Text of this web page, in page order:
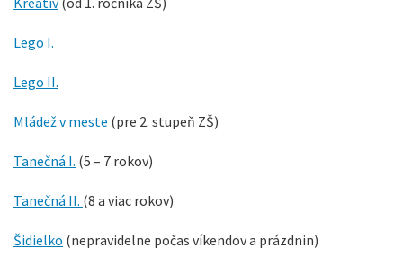
Lego I.
Lego II.
Mládež v meste (pre 2. stupeň ZŠ)
Tanečná I. (5 – 7 rokov)
Tanečná II. (8 a viac rokov)
Šidielko (nepravidelne počas víkendov a prázdnin)